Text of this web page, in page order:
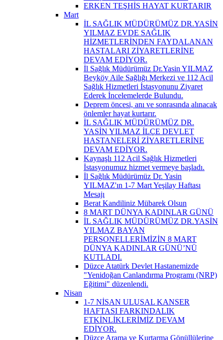
ERKEN TEŞHİS HAYAT KURTARIR
Mart
İL SAĞLIK MÜDÜRÜMÜZ DR.YASİN
YILMAZ EVDE SAĞLIK
HİZMETLERİNDEN FAYDALANAN
HASTALARI ZİYARETLERİNE
DEVAM EDİYOR.
İl Sağlık Müdürümüz Dr.Yasin YILMAZ
Beyköy Aile Sağlığı Merkezi ve 112 Acil
Sağlık Hizmetleri İstasyonunu Ziyaret
Ederek İncelemelerde Bulundu.
Deprem öncesi, anı ve sonrasında alınacak
önlemler hayat kurtarır.
İL SAĞLIK MÜDÜRÜMÜZ DR.
YASİN YILMAZ İLÇE DEVLET
HASTANELERİ ZİYARETLERİNE
DEVAM EDİYOR.
Kaynaşlı 112 Acil Sağlık Hizmetleri
İstasyonumuz hizmet vermeye başladı.
İl Sağlık Müdürümüz Dr. Yasin
YILMAZ'ın 1-7 Mart Yeşilay Haftası
Mesajı
Berat Kandiliniz Mübarek Olsun
8 MART DÜNYA KADINLAR GÜNÜ
İL SAĞLIK MÜDÜRÜMÜZ DR.YASİN
YILMAZ BAYAN
PERSONELLERİMİZİN 8 MART
DÜNYA KADINLAR GÜNÜ’NÜ
KUTLADI.
Düzce Atatürk Devlet Hastanemizde
"Yenidoğan Canlandırma Programı (NRP)
Eğitimi" düzenlendi.
Nisan
1-7 NİSAN ULUSAL KANSER
HAFTASI FARKINDALIK
ETKİNLİKLERİMİZ DEVAM
EDİYOR.
Düzce Arama ve Kurtarma Gönüllülerine